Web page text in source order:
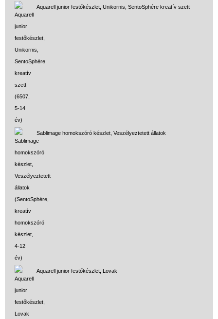
Aquarell junior festőkészlet, Unikornis, SentoSphére kreatív szett
Sablimage homokszóró készlet, Veszélyeztetett állatok
Aquarell junior festőkészlet, Lovak